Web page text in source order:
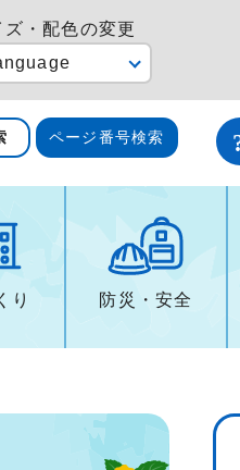
・配色の変更
ページ番号検索
り 防災・安全